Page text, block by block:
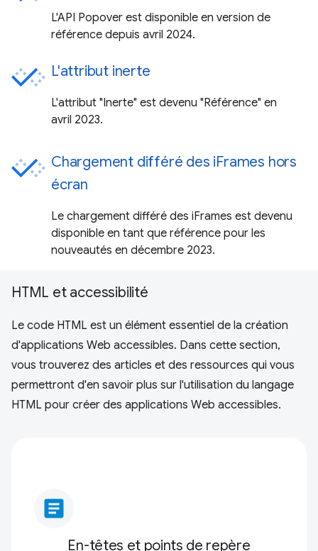
L'API Popover est disponible en version de
référence depuis avril 2024.
L'attribut inerte
L'attribut "Inerte" est devenu "Référence" en
avril 2023.
Chargement différé des iFrames hors
écran
Le chargement différé des iFrames est devenu
disponible en tant que référence pour les
nouveautés en décembre 2023.
HTML et accessibilité
Le code HTML est un élément essentiel de la création
d'applications Web accessibles. Dans cette section,
vous trouverez des articles et des ressources qui vous
permettront d'en savoir plus sur l'utilisation du langage
HTML pour créer des applications Web accessibles.
article
En-têtes et points de repère